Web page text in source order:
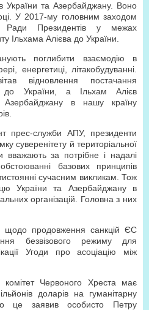
України та Азербайджану. Воно
У 2017-му головним заходом
Ради Президентів у межах
Ільхама Алієва до України.
поглибити взаємодію в
енергетиці, літакобудуванні.
відновлення постачання
до України, а Ільхам Алієв
Азербайджану в нашу країну
прес-служби АПУ, президенти
суверенітету й територіальної
вважають за потрібне і надалі
базових принципів
сучасним викликам. Тож
України та Азербайджану в
організацій. Головна з них
щодо продовження санкцій ЄС
безвізового режиму для
Угоди про асоціацію між
Червоного Хреста має
доларів на гуманітарну
це заявив особисто Петру